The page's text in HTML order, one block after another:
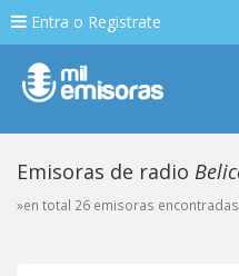
Entra o Registrate
Emisoras de radio
»en total 26 emisoras encontradas